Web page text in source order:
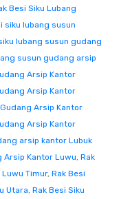
Besi Siku Lubang
siku lubang susun
lubang susun gudang
susun gudang arsip
Arsip Kantor
Arsip Kantor
Arsip Kantor
Arsip Kantor
arsip kantor Lubuk
Arsip Kantor Luwu, Rak
Timur, Rak Besi
Utara, Rak Besi Siku